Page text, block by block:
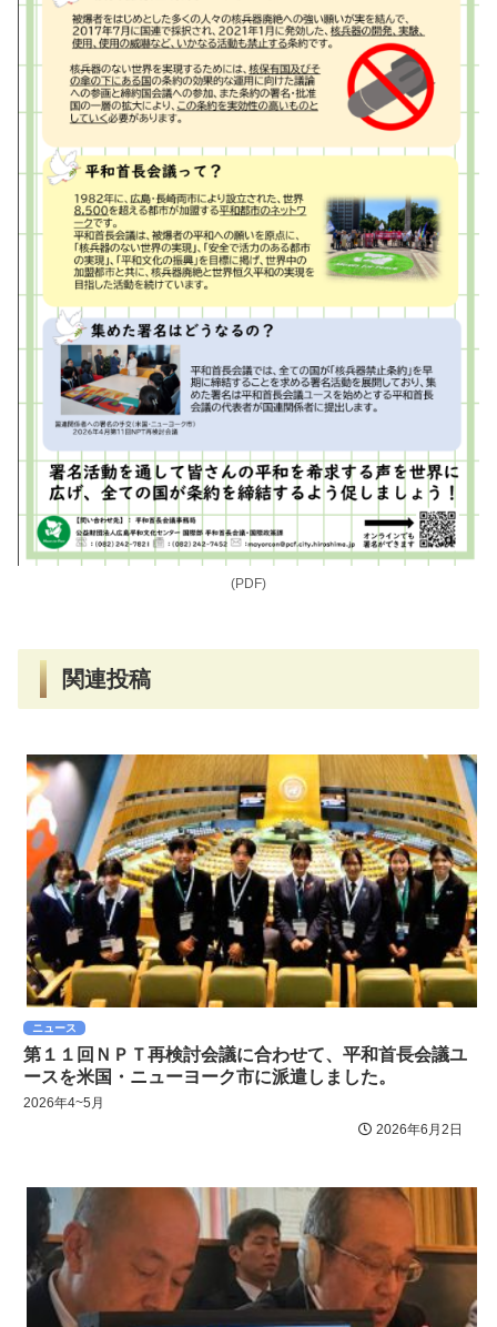
(PDF)
関連投稿
ニュース
第１１回ＮＰＴ再検討会議に合わせて、平和首長会議ユ
ースを米国・ニューヨーク市に派遣しました。
2026年4~5月
2026年6月2日